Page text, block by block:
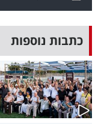
כתבות נוספות